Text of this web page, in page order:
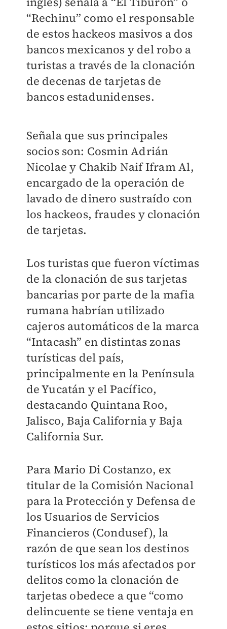
“Rechinu” como el responsable
de estos hackeos masivos a dos
bancos mexicanos y del robo a
turistas a través de la clonación
de decenas de tarjetas de
bancos estadunidenses.
Señala que sus principales
socios son: Cosmin Adrián
Nicolae y Chakib Naif Ifram Al,
encargado de la operación de
lavado de dinero sustraído con
los hackeos, fraudes y clonación
de tarjetas.
Los turistas que fueron víctimas
de la clonación de sus tarjetas
bancarias por parte de la mafia
rumana habrían utilizado
cajeros automáticos de la marca
“Intacash” en distintas zonas
turísticas del país,
principalmente en la Península
de Yucatán y el Pacífico,
destacando Quintana Roo,
Jalisco, Baja California y Baja
California Sur.
Para Mario Di Costanzo, ex
titular de la Comisión Nacional
para la Protección y Defensa de
los Usuarios de Servicios
Financieros (Condusef), la
razón de que sean los destinos
turísticos los más afectados por
delitos como la clonación de
tarjetas obedece a que “como
delincuente se tiene ventaja en